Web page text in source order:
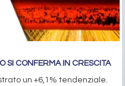
SI CONFERMA IN CRESCITA
un +6,1% tendenziale.